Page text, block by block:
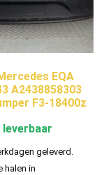
EQA
A2438858303
F3-18400z
leverbaar
geleverd.
halen in